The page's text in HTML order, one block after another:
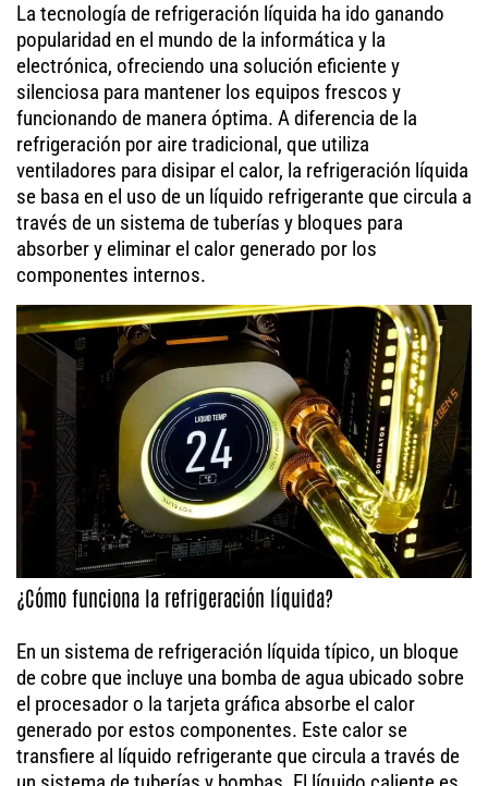
La tecnología de refrigeración líquida ha ido ganando
popularidad en el mundo de la informática y la
electrónica, ofreciendo una solución eficiente y
silenciosa para mantener los equipos frescos y
funcionando de manera óptima. A diferencia de la
refrigeración por aire tradicional, que utiliza
ventiladores para disipar el calor, la refrigeración líquida
se basa en el uso de un líquido refrigerante que circula a
través de un sistema de tuberías y bloques para
absorber y eliminar el calor generado por los
componentes internos.
¿Cómo funciona la refrigeración líquida?
En un sistema de refrigeración líquida típico, un bloque
de cobre que incluye una bomba de agua ubicado sobre
el procesador o la tarjeta gráfica absorbe el calor
generado por estos componentes. Este calor se
transfiere al líquido refrigerante que circula a través de